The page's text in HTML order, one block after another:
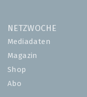
NETZWOCHE
Mediadaten
Magazin
Shop
Abo